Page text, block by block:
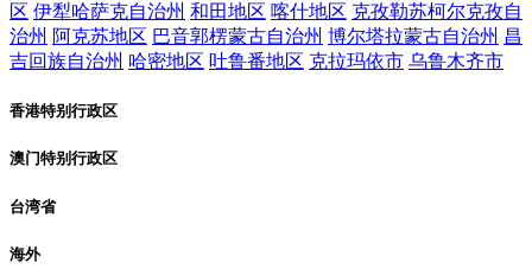
区 伊犁哈萨克自治州 和田地区 喀什地区 克孜勒苏柯尔克孜自
治州 阿克苏地区 巴音郭楞蒙古自治州 博尔塔拉蒙古自治州 昌
吉回族自治州 哈密地区 吐鲁番地区 克拉玛依市 乌鲁木齐市
香港特别行政区
澳门特别行政区
台湾省
海外